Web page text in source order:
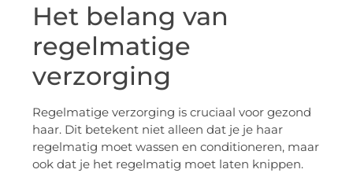
Het belang van
regelmatige
verzorging
Regelmatige verzorging is cruciaal voor gezond
haar. Dit betekent niet alleen dat je je haar
regelmatig moet wassen en conditioneren, maar
ook dat je het regelmatig moet laten knippen.